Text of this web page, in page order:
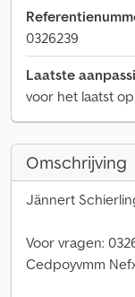
0326239
Laatste
voor het laatst op
Omschrijving
Jännert
Voor vragen:
Cedpoyvmm